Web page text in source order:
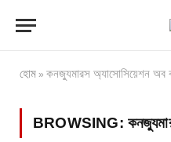
হোম » কনজ্যুমারস অ্যাসোসিয়েশন অব
BROWSING: